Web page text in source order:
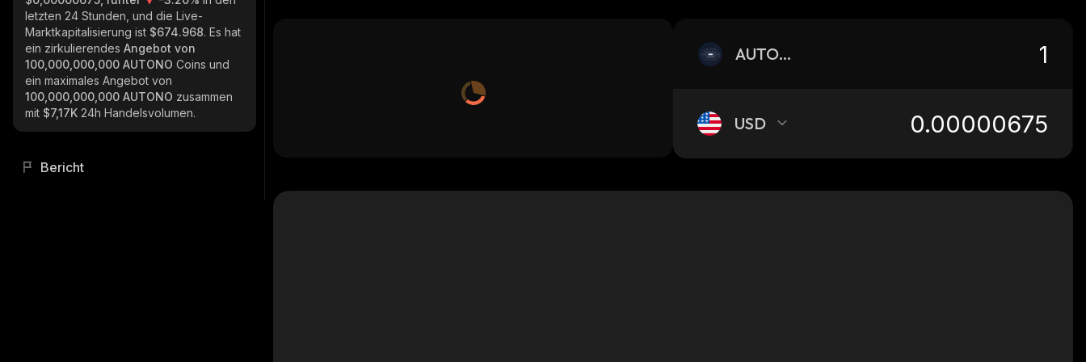
letzten 24 Stunden, und die Live-
Marktkapitalisierung ist $674.968. Es hat
ein zirkulierendes Angebot von
100,000,000,000 AUTONO Coins und
ein maximales Angebot von
100,000,000,000 AUTONO zusammen
mit $7,17K 24h Handelsvolumen.
Bericht
AUTONO
USD